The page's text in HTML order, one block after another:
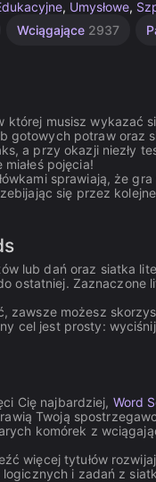
, Umysłowe,
Wciągające 2937
której musisz wykazać
potraw oraz
a przy okazji niezły
pojęcia!
sprawiają, że
się przez
lub dań oraz siatka
ostatniej. Zaznaczone
zawsze możesz
cel jest prosty:
Cię najbardziej, Word
Twoją
komórek z
więcej tytułów
i zadań z